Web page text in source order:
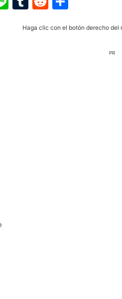
Haga clic con el botón derecho del
PR